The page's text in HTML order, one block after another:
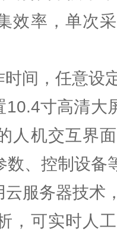
效率，单次
间，任意设
10.4寸高清大
人机交互界
数、控制设备
服务器技术
，可实时人